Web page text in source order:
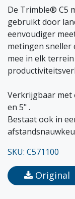
De Trimble® C5
gebruikt door
eenvoudiger
metingen sneller
mee in elk
Verkrijgbaar met
en 5" .
Bestaat ook in
SKU: C571100
Original